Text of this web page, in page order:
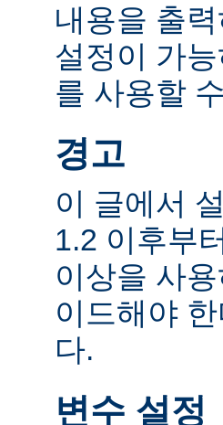
내용을 출
설정이 가
를 사용할
경고
이 글에서
1.2 이후부
이상을 사
이드해야
다.
변수 설정